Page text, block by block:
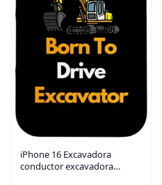
iPhone 16 Excavadora
conductor excavadora